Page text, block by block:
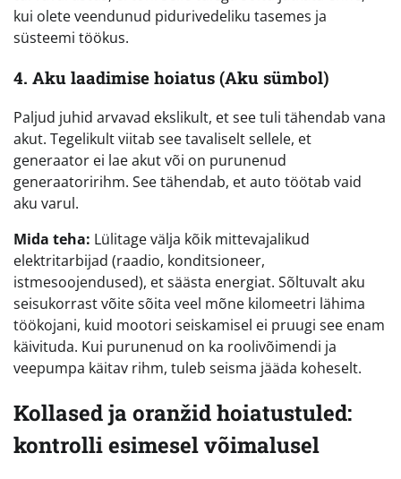
kui olete veendunud pidurivedeliku tasemes ja
süsteemi töökus.
4. Aku laadimise hoiatus (Aku sümbol)
Paljud juhid arvavad ekslikult, et see tuli tähendab vana
akut. Tegelikult viitab see tavaliselt sellele, et
generaator ei lae akut või on purunenud
generaatoririhm. See tähendab, et auto töötab vaid
aku varul.
Mida teha: Lülitage välja kõik mittevajalikud
elektritarbijad (raadio, konditsioneer,
istmesoojendused), et säästa energiat. Sõltuvalt aku
seisukorrast võite sõita veel mõne kilomeetri lähima
töökojani, kuid mootori seiskamisel ei pruugi see enam
käivituda. Kui purunenud on ka roolivõimendi ja
veepumpa käitav rihm, tuleb seisma jääda koheselt.
Kollased ja oranžid hoiatustuled:
kontrolli esimesel võimalusel